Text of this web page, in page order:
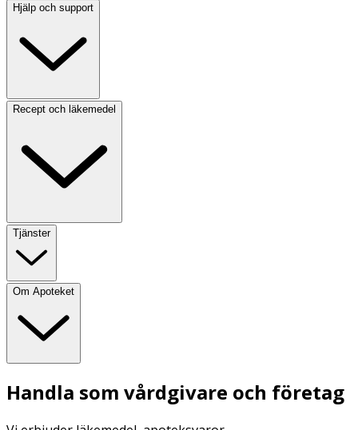
Hjälp och support
Recept och läkemedel
Tjänster
Om Apoteket
Handla som vårdgivare och företag